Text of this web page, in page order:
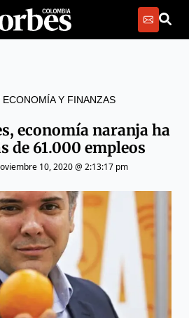
ECONOMÍA Y FINANZAS
economía naranja ha
de 61.000 empleos
10, 2020 @ 2:13:17 pm